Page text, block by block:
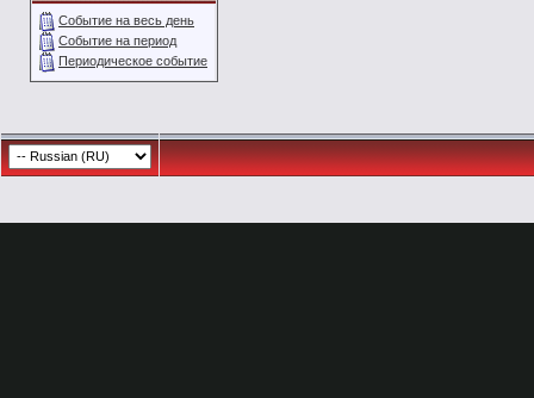
Событие на весь день
Событие на период
Периодическое событие